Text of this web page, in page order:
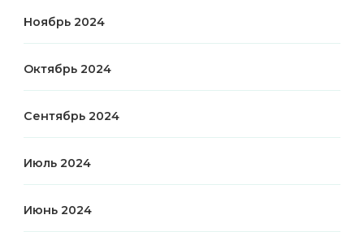
Ноябрь 2024
Октябрь 2024
Сентябрь 2024
Июль 2024
Июнь 2024